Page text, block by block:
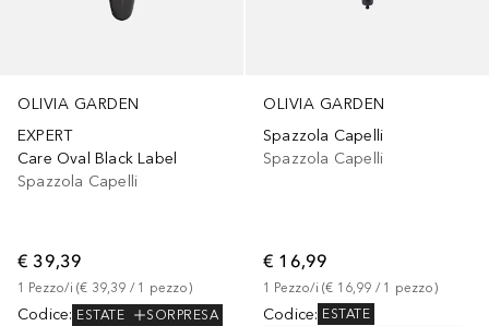
OLIVIA GARDEN
EXPERT
Care Oval Black Label
Spazzola Capelli
€ 39,39
1 Pezzo/i (€ 39,39 / 1 pezzo)
Codice: ESTATE SORPRESA
OLIVIA GARDEN
Spazzola Capelli
Spazzola Capelli
€ 16,99
1 Pezzo/i (€ 16,99 / 1 pezzo)
Codice: ESTATE